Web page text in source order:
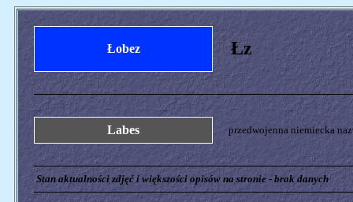
Łobez Łz
Labes przedwojenna niemiecka
Stan aktualności zdjęć i większości opisów na stronie - brak danych